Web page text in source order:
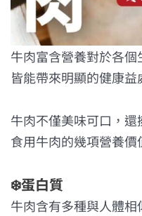
牛肉富含營養對於各個
皆能帶來明顯的健康益
牛肉不僅美味可口，
食用牛肉的幾項營養價
❄️蛋白質
牛肉含有多種與人體